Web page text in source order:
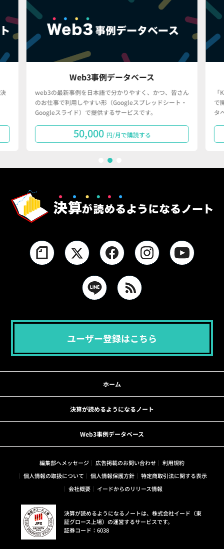
Web3事例データベース
web3の最新事例を日本語で分かりやすく、かつ、皆さん
のお仕事で利用しやすい形（Googleスプレッドシート・
Googleスライド）で提供するサービスです。
50,000 円/月で購読する
で
タ
ユーザー登録はこちら
ホーム
決算が読めるようになるノート
Web3事例データベース
編集部へメッセージ 広告掲載のお問い合わせ
利用規約
個人情報の取扱について
個人情報保護方針
特定商取引法に関する表示
会社概要
イードからのリリース情報
決算が読めるようになるノートは、株式会社イード（東
証グロース上場）の運営するサービスです。
証券コード：6038